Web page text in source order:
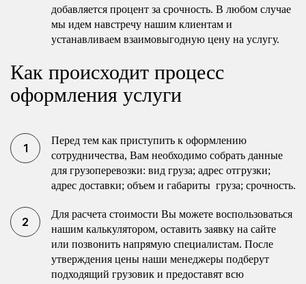
добавляется процент за срочность. В любом случае
мы идем навстречу нашим клиентам и
устанавливаем взаимовыгодную цену на услугу.
Как происходит процесс
оформления услуги
Перед тем как приступить к оформлению
сотрудничества, Вам необходимо собрать данные
для грузоперевозки: вид груза; адрес отгрузки;
адрес доставки; объем и габариты груза; срочность.
Для расчета стоимости Вы можете воспользоваться
нашим калькулятором, оставить заявку на сайте
или позвонить напрямую специалистам. После
утверждения цены наши менеджеры подберут
подходящий грузовик и предоставят всю